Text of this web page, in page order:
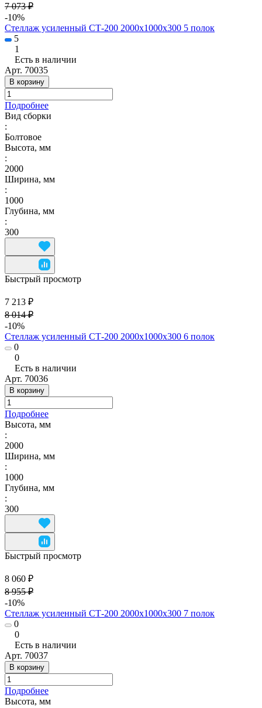
7 073 ₽
-10%
Стеллаж усиленный СТ-200 2000х1000х300 5 полок
5
1
Есть в наличии
Арт. 70035
В корзину
Подробнее
Вид сборки
:
Болтовое
Высота, мм
:
2000
Ширина, мм
:
1000
Глубина, мм
:
300
Быстрый просмотр
7 213 ₽
8 014 ₽
-10%
Стеллаж усиленный СТ-200 2000х1000х300 6 полок
0
0
Есть в наличии
Арт. 70036
В корзину
Подробнее
Высота, мм
:
2000
Ширина, мм
:
1000
Глубина, мм
:
300
Быстрый просмотр
8 060 ₽
8 955 ₽
-10%
Стеллаж усиленный СТ-200 2000х1000х300 7 полок
0
0
Есть в наличии
Арт. 70037
В корзину
Подробнее
Высота, мм